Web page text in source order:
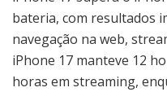
bateria, com resultados
navegação na web,
iPhone 17 manteve 12
horas em streaming,